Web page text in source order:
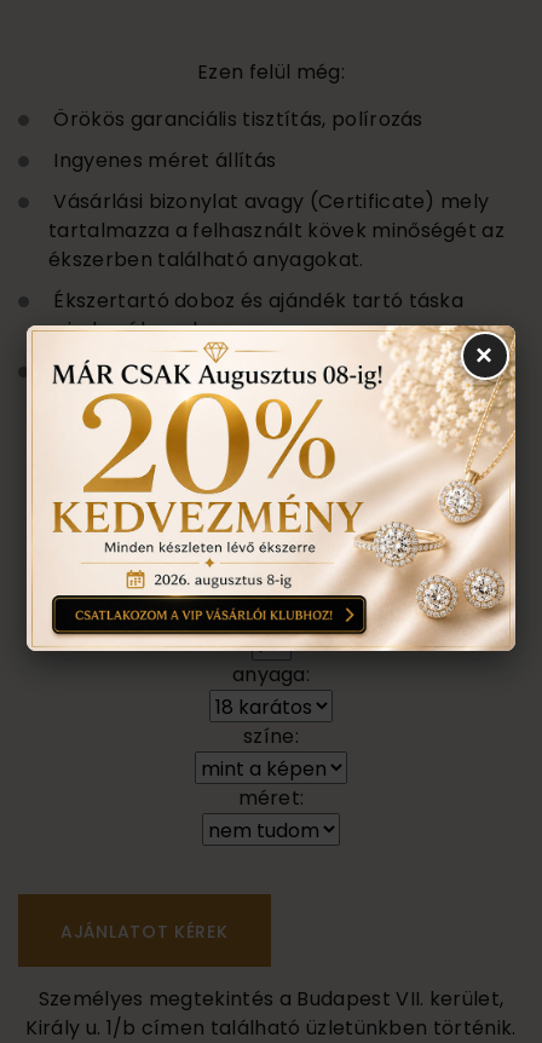
Ezen felül még:
Örökös garanciális tisztítás, polírozás
Ingyenes méret állítás
Vásárlási bizonylat avagy (Certificate) mely
tartalmazza a felhasznált kövek minőségét az
ékszerben található anyagokat.
Ékszertartó doboz és ajándék tartó táska
minden ékszerhez
Évente 1 alkalommal ingyenes ellenőrzés,
rejtett károsodás történt-e , mozgó kő,
repedés a gyűrűn stb. Az általunk felfedezett
hibákat ingyenesen javítjuk.
ÉRDEKEL A TERMÉK, AJÁNLATOT
KÉREK
darab
anyaga:
színe:
méret:
Személyes megtekintés a Budapest VII. kerület,
Király u. 1/b címen található üzletünkben történik.
×